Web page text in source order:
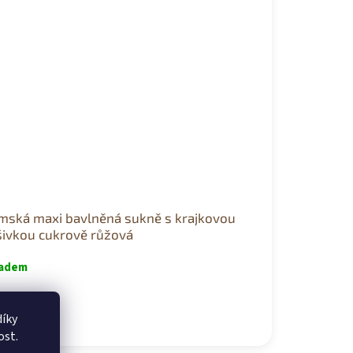
maxi bavlněná sukně s krajkovou
cukrově růžová